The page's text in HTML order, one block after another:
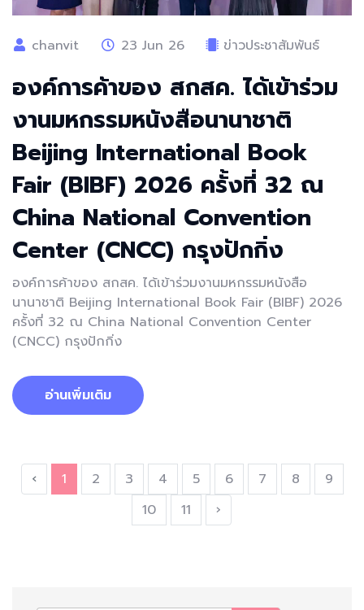
chanvit 23 Jun 26 ข่าวประชาสัมพันธ์
องค์การค้าของ สกสค. ได้เข้าร่วม
งานมหกรรมหนังสือนานาชาติ
⁠Beijing International Book
Fair (BIBF) 2026 ครั้งที่ 32 ณ
⁠China National Convention
Center (CNCC) กรุงปักกิ่ง
องค์การค้าของ สกสค. ได้เข้าร่วมงานมหกรรมหนังสือ
นานาชาติ ⁠Beijing International Book Fair (BIBF) 2026
ครั้งที่ 32 ณ ⁠China National Convention Center
(CNCC) กรุงปักกิ่ง
อ่านเพิ่มเติม
‹ 1 2 3 4 5 6 7 8
9
10
11 ›